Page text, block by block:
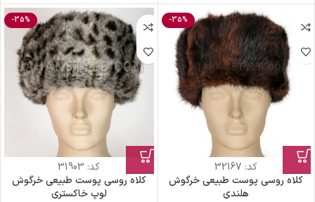
-35%
کد: 32167
کلاه روسی پوست طبیعی خرگوش
هلندی
-35%
کد: 31903
کلاه روسی پوست طبیعی خرگوش
لوپ خاکستری